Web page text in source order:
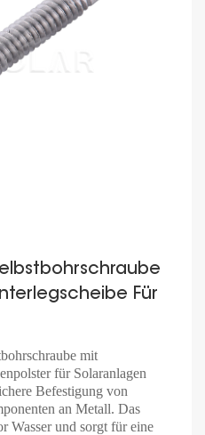
Für
mit
für Solaranlagen
Befestigung von
an Metall. Das
Wasser und sorgt für eine